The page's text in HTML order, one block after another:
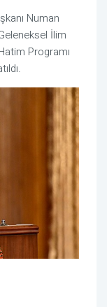
Numan
İlim
Programı